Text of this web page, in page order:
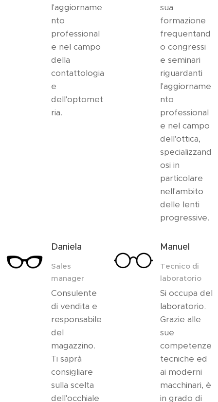
l'aggiorname
nto
professional
e nel campo
della
contattologia
e
dell'optomet
ria.
sua
formazione
frequentand
o congressi
e seminari
riguardanti
l'aggiorname
nto
professional
e nel campo
dell'ottica,
specializzand
osi in
particolare
nell'ambito
delle lenti
progressive.
Daniela
Sales
manager
Consulente
di vendita e
responsabile
del
magazzino.
Ti saprà
consigliare
sulla scelta
dell'occhiale
Manuel
Tecnico di
laboratorio
Si occupa del
laboratorio.
Grazie alle
sue
competenze
tecniche ed
ai moderni
macchinari, è
in grado di